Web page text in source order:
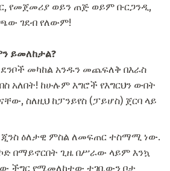
የመጀመሪያ ወይን ጠጅ ወይም ቡርጋንዲ,
ገደብ የለውም!
ይመለከታል?
መካከል አንዱን መጨፍለቅ በእራስ
አለበት! ከሁሉም እግሮች የእግርህን ውበት
ስለዚህ ከፓንይየስ (ፓይሆስ) ጀርባ ላይ
ጂንስ ዕለታዊ ምስል ለመፍጠር ተስማሚ ነው.
ኮድ በማይኖርበት ጊዜ በሥራው ላይም እንኳ
ችግር የሚመለከተው ተገቢውን ቦታ